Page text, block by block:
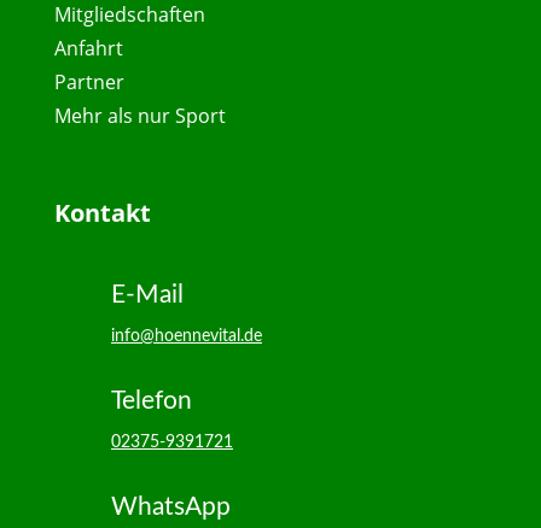
Mitgliedschaften
Anfahrt
Partner
Mehr als nur Sport
Kontakt
E-Mail
info@hoennevital.de
Telefon
02375-9391721
WhatsApp